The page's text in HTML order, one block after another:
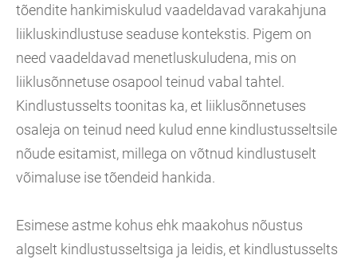
tõendite hankimiskulud vaadeldavad varakahjuna
liikluskindlustuse seaduse kontekstis. Pigem on
need vaadeldavad menetluskuludena, mis on
liiklusõnnetuse osapool teinud vabal tahtel.
Kindlustusselts toonitas ka, et liiklusõnnetuses
osaleja on teinud need kulud enne kindlustusseltsile
nõude esitamist, millega on võtnud kindlustuselt
võimaluse ise tõendeid hankida.
Esimese astme kohus ehk maakohus nõustus
algselt kindlustusseltsiga ja leidis, et kindlustusselts